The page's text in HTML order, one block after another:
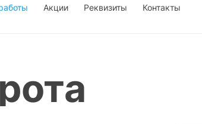
Акции Реквизиты Контакты